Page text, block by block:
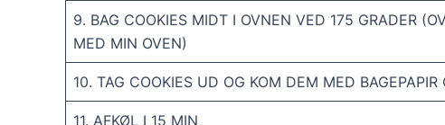
9. BAG COOKIES MIDT I OVNEN VED 175 GRADER
MED MIN OVEN)
10. TAG COOKIES UD OG KOM DEM MED BAGEPAPIR
11. AFKØL I 15 MIN